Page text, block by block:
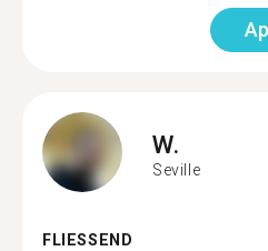
W.
Seville
FLIESSEND